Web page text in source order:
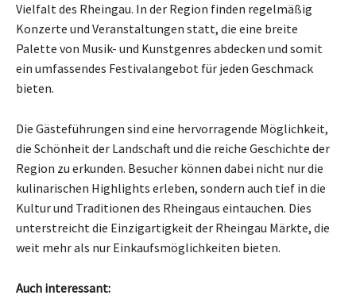
Vielfalt des Rheingau. In der Region finden regelmäßig
Konzerte und Veranstaltungen statt, die eine breite
Palette von Musik- und Kunstgenres abdecken und somit
ein umfassendes Festivalangebot für jeden Geschmack
bieten.
Die Gästeführungen sind eine hervorragende Möglichkeit,
die Schönheit der Landschaft und die reiche Geschichte der
Region zu erkunden. Besucher können dabei nicht nur die
kulinarischen Highlights erleben, sondern auch tief in die
Kultur und Traditionen des Rheingaus eintauchen. Dies
unterstreicht die Einzigartigkeit der Rheingau Märkte, die
weit mehr als nur Einkaufsmöglichkeiten bieten.
Auch interessant: